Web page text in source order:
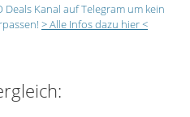
Deals Kanal auf Telegram um kein
> Alle Infos dazu hier <